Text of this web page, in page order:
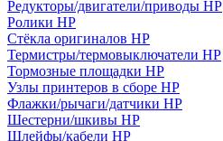
Редукторы/двигатели/приводы HP
Ролики HP
Стёкла оригиналов HP
Термистры/термовыключатели HP
Тормозные площадки HP
Узлы принтеров в сборе HP
Флажки/рычаги/датчики HP
Шестерни/шкивы HP
Шлейфы/кабели HP